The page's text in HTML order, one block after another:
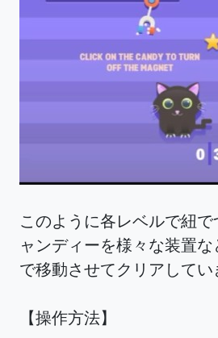
このように各レベルで紐
ャンディーを様々な装置
で移動させてクリアしてい
【操作方法】